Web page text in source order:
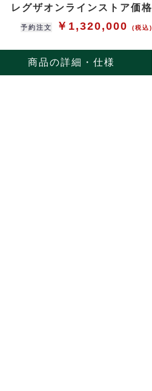
レグザオンラインストア価格
予約注文 ￥1,320,000(税込)
商品の詳細・仕様